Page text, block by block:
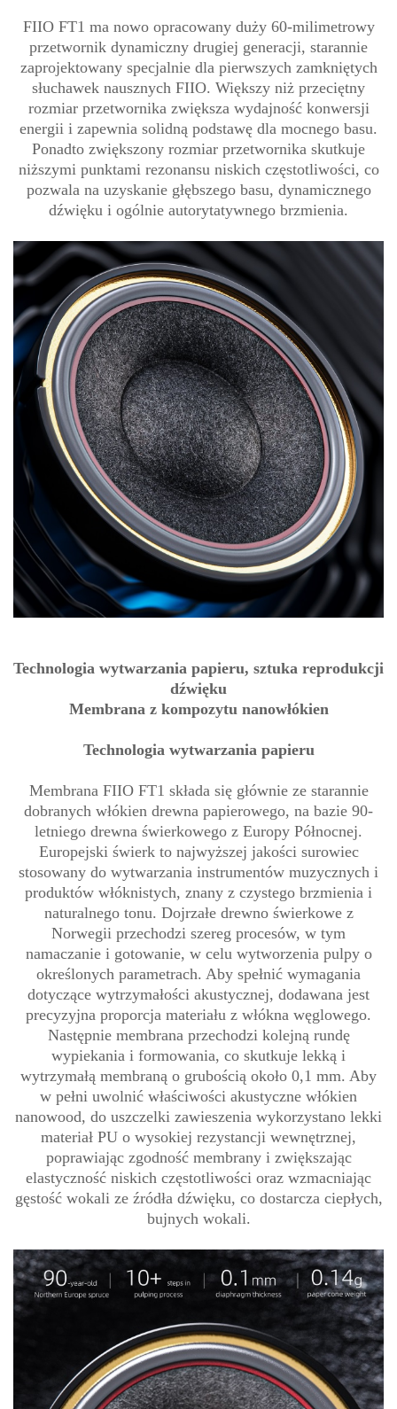
FIIO FT1 ma nowo opracowany duży 60-milimetrowy
przetwornik dynamiczny drugiej generacji, starannie
zaprojektowany specjalnie dla pierwszych zamkniętych
słuchawek nausznych FIIO. Większy niż przeciętny
rozmiar przetwornika zwiększa wydajność konwersji
energii i zapewnia solidną podstawę dla mocnego basu.
Ponadto zwiększony rozmiar przetwornika skutkuje
niższymi punktami rezonansu niskich częstotliwości, co
pozwala na uzyskanie głębszego basu, dynamicznego
dźwięku i ogólnie autorytatywnego brzmienia.
Technologia wytwarzania papieru, sztuka reprodukcji
dźwięku
Membrana z kompozytu nanowłókien
Technologia wytwarzania papieru
Membrana FIIO FT1 składa się głównie ze starannie
dobranych włókien drewna papierowego, na bazie 90-
letniego drewna świerkowego z Europy Północnej.
Europejski świerk to najwyższej jakości surowiec
stosowany do wytwarzania instrumentów muzycznych i
produktów włóknistych, znany z czystego brzmienia i
naturalnego tonu. Dojrzałe drewno świerkowe z
Norwegii przechodzi szereg procesów, w tym
namaczanie i gotowanie, w celu wytworzenia pulpy o
określonych parametrach. Aby spełnić wymagania
dotyczące wytrzymałości akustycznej, dodawana jest
precyzyjna proporcja materiału z włókna węglowego.
Następnie membrana przechodzi kolejną rundę
wypiekania i formowania, co skutkuje lekką i
wytrzymałą membraną o grubością około 0,1 mm. Aby
w pełni uwolnić właściwości akustyczne włókien
nanowood, do uszczelki zawieszenia wykorzystano lekki
materiał PU o wysokiej rezystancji wewnętrznej,
poprawiając zgodność membrany i zwiększając
elastyczność niskich częstotliwości oraz wzmacniając
gęstość wokali ze źródła dźwięku, co dostarcza ciepłych,
bujnych wokali.